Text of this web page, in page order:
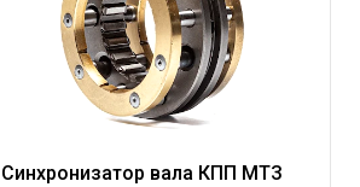
Синхронизатор вала КПП МТЗ